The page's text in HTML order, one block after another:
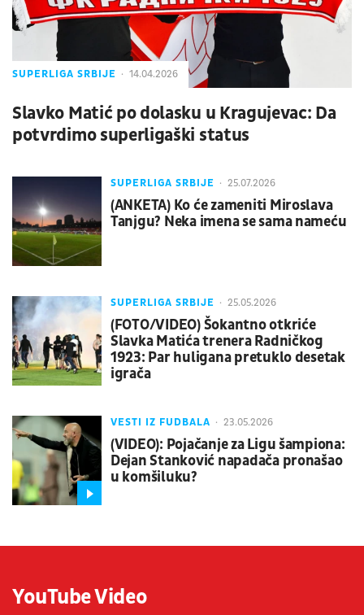
SUPERLIGA SRBIJE 14.04.2026
Slavko Matić po dolasku u Kragujevac: Da
potvrdimo superligaški status
SUPERLIGA SRBIJE 25.07.2026
(ANKETA) Ko će zameniti Miroslava
Tanjgu? Neka imena se sama nameću
SUPERLIGA SRBIJE 25.05.2026
(FOTO/VIDEO) Šokantno otkriće
Slavka Matića trenera Radničkog
1923: Par huligana pretuklo desetak
igrača
VESTI IZ FUDBALA 23.05.2026
(VIDEO): Pojačanje za Ligu šampiona:
Dejan Stanković napadača pronašao
u komšiluku?
YouTube Video